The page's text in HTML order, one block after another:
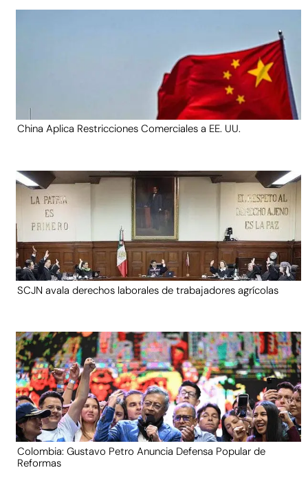
China Aplica Restricciones Comerciales a EE. UU.
SCJN avala derechos laborales de trabajadores agrícolas
Colombia: Gustavo Petro Anuncia Defensa Popular de
Reformas